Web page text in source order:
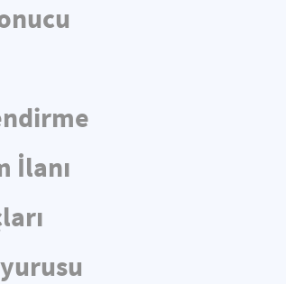
İlanı